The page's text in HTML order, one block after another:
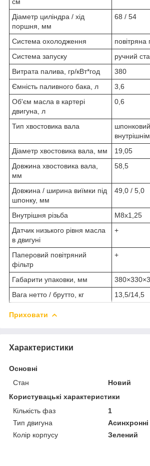
Діаметр циліндра / хід
поршня, мм
68 / 54
Система охолодження
Система запуску
ручний
Витрата палива, гр/кВт*год
380
Ємність паливного бака, л
3,6
Об'єм масла в картері
двигуна, л
0,6
Тип хвостовика вала
Діаметр хвостовика вала, мм
19,05
Довжина хвостовика вала,
мм
58,5
Довжина / ширина виїмки під
шпонку, мм
49,0 / 5,0
Внутрішня різьба
M8х1,25
Датчик низького рівня масла
в двигуні
+
Паперовий повітряний
фільтр
+
Габарити упаковки, мм
Вага нетто / брутто, кг
13,5/14,5
Приховати
Характеристики
Основні
Стан
Новий
Користувацькі характеристики
Кількість фаз
1
Тип двигуна
Асинхронні
Колір корпусу
Зелений